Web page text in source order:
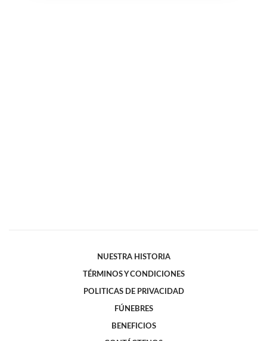
NUESTRA HISTORIA
TÉRMINOS Y CONDICIONES
POLITICAS DE PRIVACIDAD
FÚNEBRES
BENEFICIOS